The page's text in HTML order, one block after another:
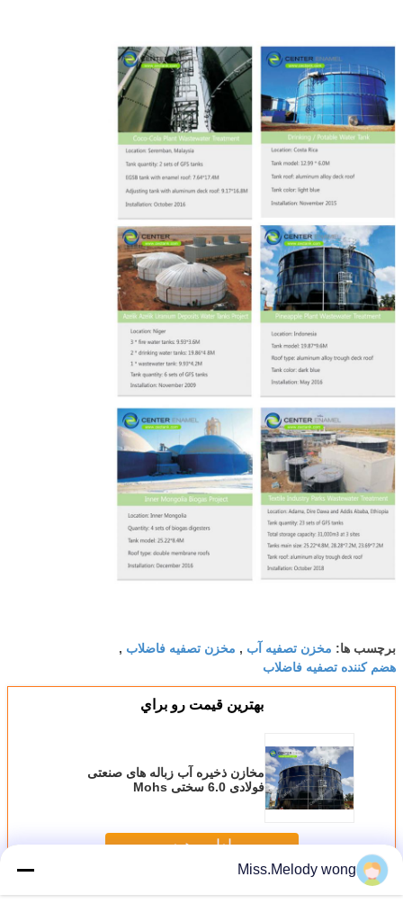
برچسب ها: مخزن تصفیه آب , مخزن تصفیه فاضلاب ,
هضم کننده تصفیه فاضلاب
بهترين قيمت رو براي
مخازن ذخیره آب زباله های صنعتی
فولادی 6.0 سختی Mohs
ادامه هید
بیشمخازن آب فاضلاب
Miss.Melody wong